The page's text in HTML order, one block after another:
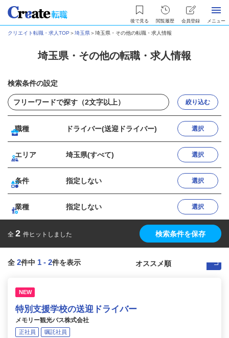
後で見る 閲覧履歴 会員登録 メニュー
クリエイト転職・求人TOP ＞埼玉県＞埼玉県・その他の転職・求人情報
埼玉県・その他の転職・求人情報
検索条件の設定
絞り込む
職種 ドライバー(送迎ドライバー) 選択
エリア 埼玉県(すべて) 選択
条件 指定しない 選択
業種 指定しない 選択
全 2 件ヒットしました 検索条件を保存
全 2件中 1 - 2件を表示
NEW
特別支援学校の送迎ドライバー
メモリー観光バス株式会社
正社員 嘱託社員